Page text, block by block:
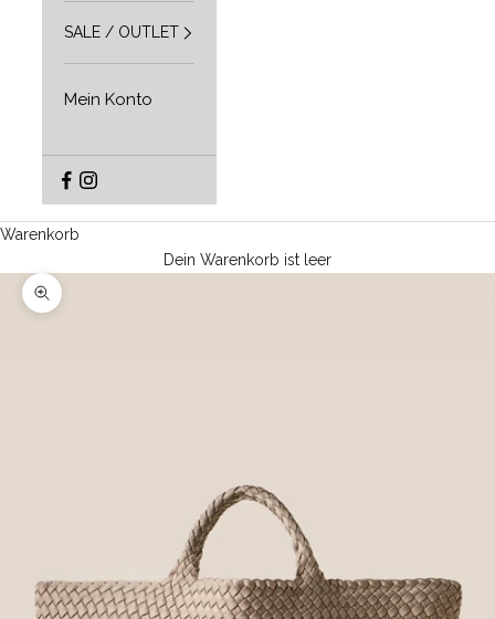
SALE / OUTLET
Mein Konto
Warenkorb
Dein Warenkorb ist leer
Bild vergrößern